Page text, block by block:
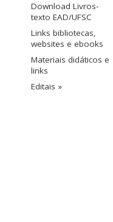
Download Livros-
texto EAD/UFSC
Links bibliotecas,
websites e ebooks
Materiais didáticos e
links
Editais »